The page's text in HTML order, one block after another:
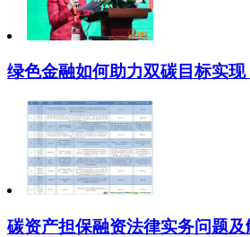
绿色金融如何助力双碳目标实
碳资产担保融资法律实务问题及